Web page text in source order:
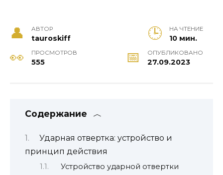
АВТОР
tauroskiff
НА ЧТЕНИЕ
10 мин.
ПРОСМОТРОВ
555
ОПУБЛИКОВАНО
27.09.2023
Содержание
Ударная отвертка: устройство и
принцип действия
Устройство ударной отвертки